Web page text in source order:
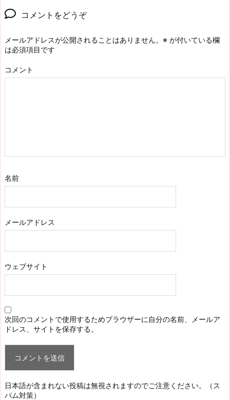
コメントをどうぞ
メールアドレスが公開されることはありません。 ※ が付いている欄
は必須項目です
コメント
名前
メールアドレス
ウェブサイト
次回のコメントで使用するためブラウザーに自分の名前、メールア
ドレス、サイトを保存する。
日本語が含まれない投稿は無視されますのでご注意ください。（ス
パム対策）